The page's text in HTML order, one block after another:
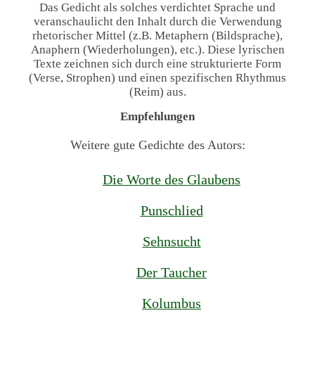
Das Gedicht als solches verdichtet Sprache und
veranschaulicht den Inhalt durch die Verwendung
rhetorischer Mittel (z.B. Metaphern (Bildsprache),
Anaphern (Wiederholungen), etc.). Diese lyrischen
Texte zeichnen sich durch eine strukturierte Form
(Verse, Strophen) und einen spezifischen Rhythmus
(Reim) aus.
Empfehlungen
Weitere gute Gedichte des Autors:
Die Worte des Glaubens
Punschlied
Sehnsucht
Der Taucher
Kolumbus